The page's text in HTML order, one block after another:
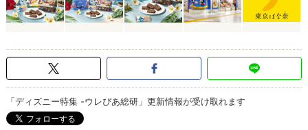
「ディズニー特集 -ウレぴあ総研」更新情報が受け取れます